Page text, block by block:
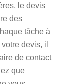
le devis
des
tâche à
devis, il
de contact
que